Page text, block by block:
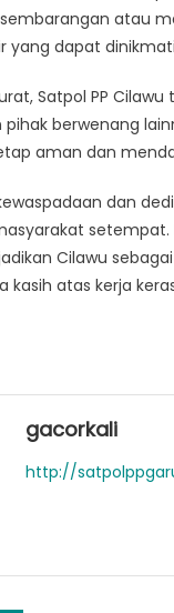
atau
yang dapat
Satpol PP
berwenang
aman dan
dan
Cilawu
kasih atas kerja
gacorkali
http://